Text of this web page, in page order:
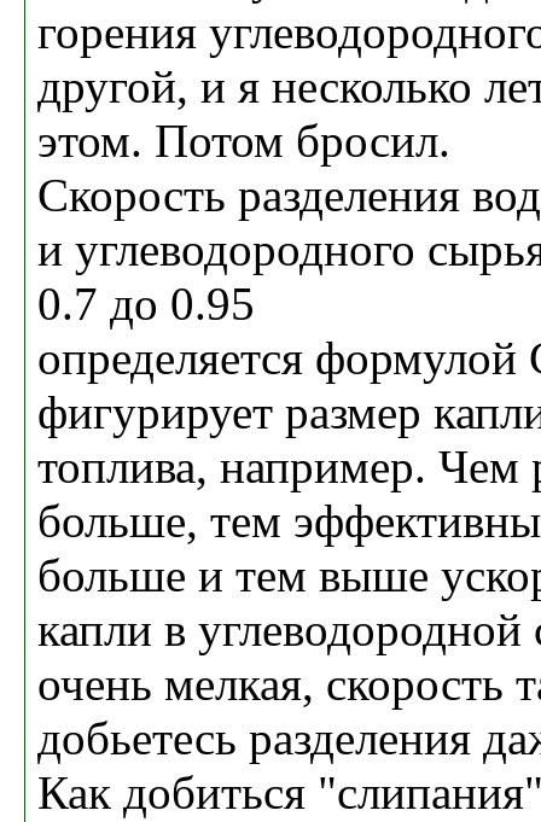
горения
другой, и я несколько
этом. Потом бросил.
Скорость разделения
и углеводородного
0.7 до 0.95
определяется формулой
фигурирует размер
топлива, например. Чем
больше, тем
больше и тем выше
капли в углеводородной
очень мелкая, скорость
добьетесь разделения
Как добиться